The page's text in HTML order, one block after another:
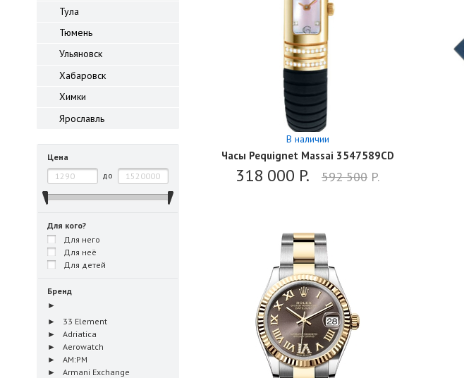
Тула
Тюмень
Ульяновск
Хабаровск
Химки
Ярославль
Цена
до
Для кого?
Для него
Для неё
Для детей
Бренд
33 Element
Adriatica
Aerowatch
AM:PM
Armani Exchange
В наличии
Часы Pequignet Massai 3547589CD
318 000 P. 592 500 P.